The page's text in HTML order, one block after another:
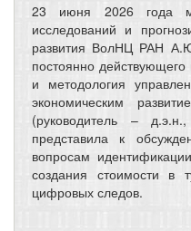
23 июня 2026 года
исследований и
развития ВолНЦ РАН
постоянно
и методология
экономическим
(руководитель –
представила к
вопросам
создания стоимости в
цифровых следов.